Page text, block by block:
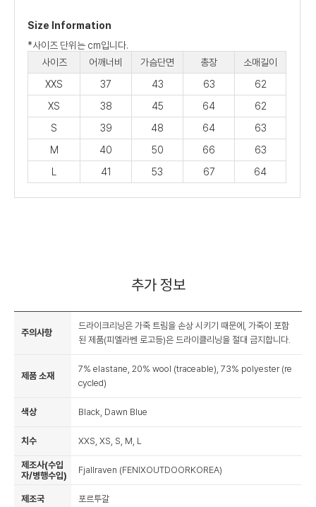
Size Information
*사이즈 단위는 cm입니다.
사이즈
어깨너비 가슴단면 총장
소매길이
XXS
37 43 63
62
XS
38 45 64
62
S
39 48 64
63
M
40 50 66
63
L
41 53 67 64
추가 정보
주의사항
드라이크리닝은 가죽 트림을 손상 시키기 때문에, 가죽이 포함
된 제품(피엘라벤 로고등)은 드라이클리닝을 절대 금지합니다.
제품 소재
7% elastane, 20% wool (traceable), 73% polyester (re
cycled)
색상 Black, Dawn Blue
치수 XXS, XS, S, M, L
제조사(수입
자/병행수입)
Fjallraven (FENIXOUTDOORKOREA)
제조국 포르투갈